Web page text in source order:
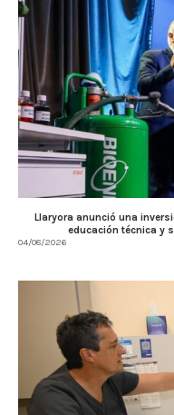
Llaryora anunció una
educación técnica y
04/08/2026